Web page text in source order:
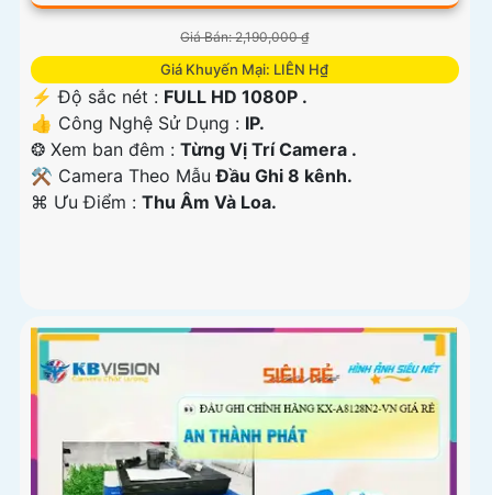
Giá Bán: 2,190,000 ₫
Giá Khuyến Mại: LIÊN H₫
️⚡ Độ sắc nét : FULL HD 1080P .
👍 Công Nghệ Sử Dụng : IP.
❂ Xem ban đêm : Từng Vị Trí Camera .
⚒ Camera Theo MẫuĐầu Ghi 8 kênh.
️⌘ Ưu Điểm : Thu Âm Và Loa.